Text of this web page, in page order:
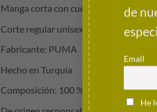
de
Email
He
Manga corta con cuello redondo
Corte regular unisex
Fabricante: PUMA
Hecho en Turquía
Composición: 100 % algodón